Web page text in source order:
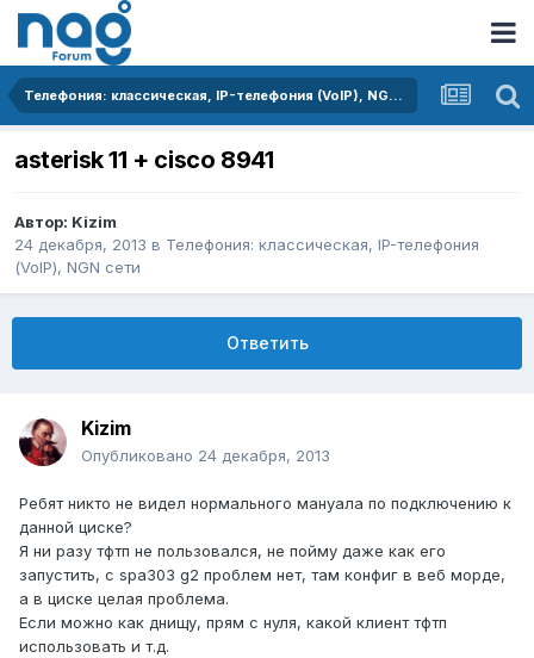
Телефония: классическая, IP-телефония (VoIP), NGN сети
asterisk 11 + cisco 8941
Автор: Kizim
24 декабря, 2013 в Телефония: классическая, IP-телефония
(VoIP), NGN сети
Ответить
Kizim
Опубликовано 24 декабря, 2013
Ребят никто не видел нормального мануала по подключению к
данной циске?
Я ни разу тфтп не пользовался, не пойму даже как его
запустить, с spa303 g2 проблем нет, там конфиг в веб морде,
а в циске целая проблема.
Если можно как днищу, прям с нуля, какой клиент тфтп
использовать и т.д.